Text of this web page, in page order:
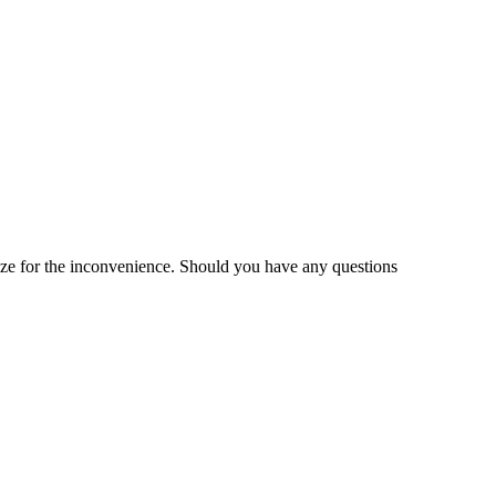
for the inconvenience. Should you have any questions